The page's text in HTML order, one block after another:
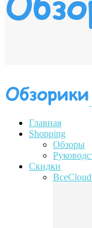
Главная
Shopping
Обзоры
Скидки
Все